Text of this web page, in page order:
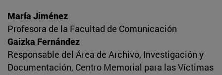
María Jiménez
Profesora de la Facultad de Comunicación
Gaizka Fernández
Responsable del Área de Archivo, Investigación y
Documentación, Centro Memorial para las Víctimas